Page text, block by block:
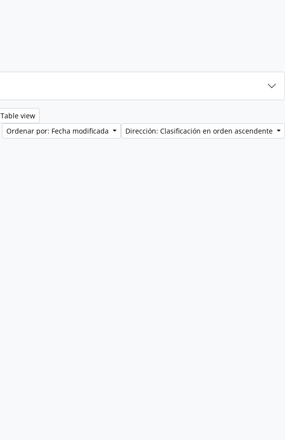
Table view
Ordenar por: Fecha modificada
Dirección: Clasificación en orden ascendente